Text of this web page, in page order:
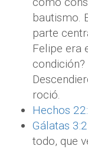
bautismo.
parte
Felipe era
roció.
Hechos
Gálatas
todo, que